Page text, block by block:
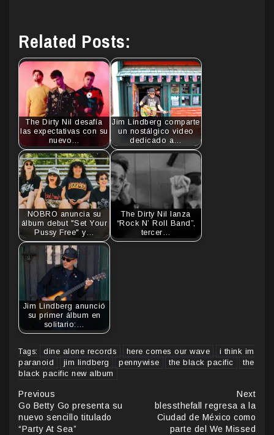
Related Posts:
The Dirty Nil desafía
las expectativas con su
nuevo…
Jim Lindberg comparte
un nostálgico video
dedicado a…
NOBRO anuncia su
álbum debut "Set Your
Pussy Free" y…
The Dirty Nil lanza
“Rock N’ Roll Band”,
tercer…
Jim Lindberg anunció
su primer álbum en
solitario:…
Tags: dine alone records here comes our wave
i think im
paranoid
jim lindberg pennywise the black pacific
the
black pacific new album
Continue
Reading
Previous
Go Betty Go presenta su
nuevo sencillo titulado
“Party At Sea”
Next
blessthefall regresa a la
Ciudad de México como
parte del We Missed